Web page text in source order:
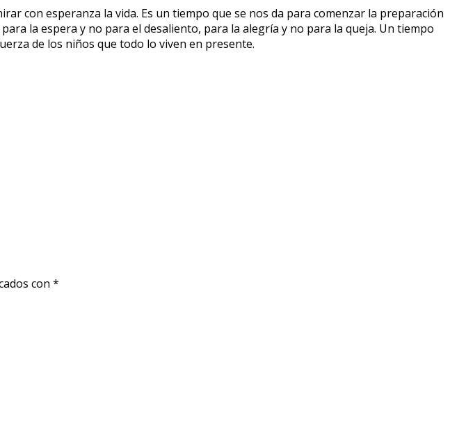
con esperanza la vida. Es un tiempo que se nos da para comenzar la preparación
la espera y no para el desaliento, para la alegría y no para la queja. Un tiempo
de los niños que todo lo viven en presente.
con *